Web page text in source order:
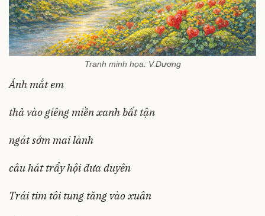
Tranh minh họa: V.Dương
Ánh mắt em
thả vào giêng miền xanh bất tận
ngát sớm mai lành
câu hát trẩy hội đưa duyên
Trái tim tôi tung tăng vào xuân